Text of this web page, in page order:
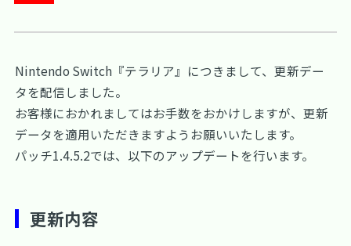
Nintendo Switch『テラリア』につきまして、更新デー
タを配信しました。
お客様におかれましてはお手数をおかけしますが、更新
データを適用いただきますようお願いいたします。
パッチ1.4.5.2では、以下のアップデートを行います。
更新内容